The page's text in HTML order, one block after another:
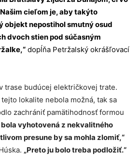
cieľom je, aby takýto
objekt nepostihol smutný osud
dvoch stien pod súčasným
dopĺňa Petržalský okrášľovací
trase budúcej električkovej trate.
lokalite nebola možná, tak sa
zachrániť pamätihodnosť formou
bola vyhotovená z nekvalitného
presune by sa mohla zlomiť,“
„Preto ju bolo treba podložiť.“